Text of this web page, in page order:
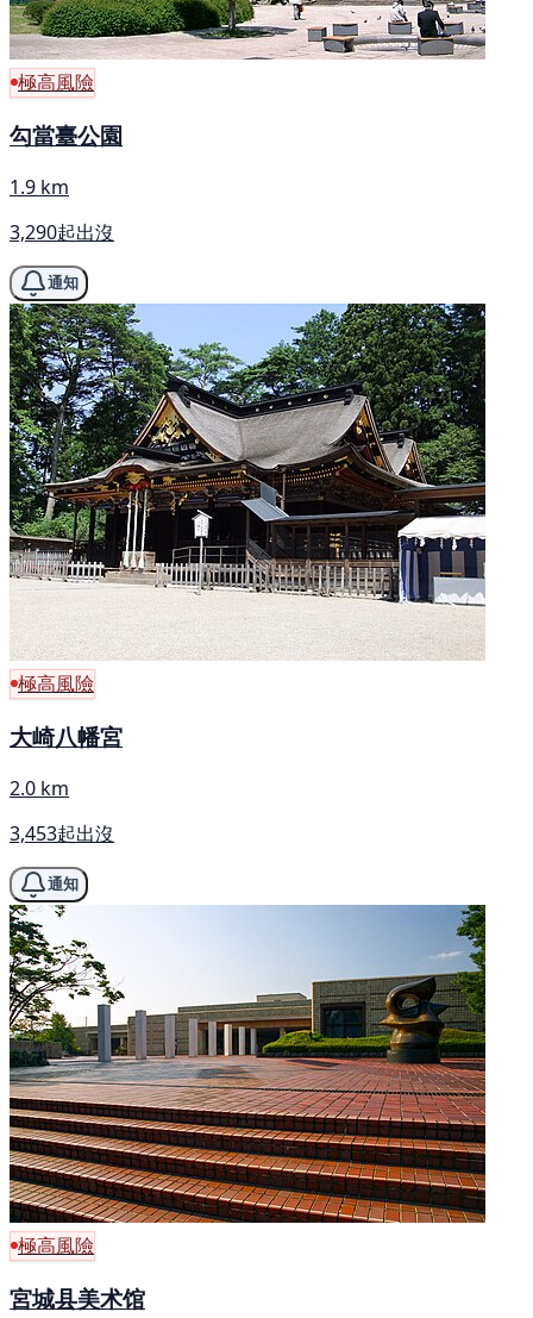
極高風險
勾當臺公園
1.9 km
3,290起出沒
通知
極高風險
大崎八幡宮
2.0 km
3,453起出沒
通知
極高風險
宮城县美术馆